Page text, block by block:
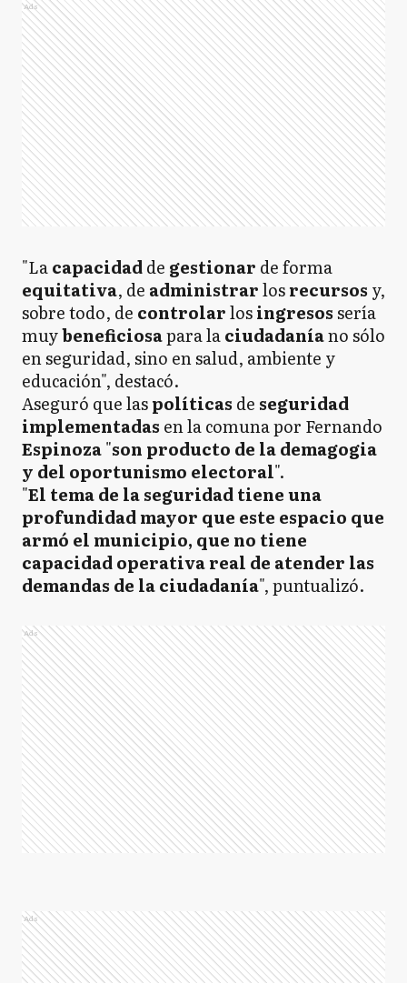
Ads
"Lacapacidadde gestionar de forma
equitativa, de administrarlosrecursos y,
sobre todo, de controlarlosingresossería
muybeneficiosapara laciudadaníano sólo
en seguridad, sino en salud, ambiente y
educación", destacó.
Aseguró que laspolíticas de seguridad
implementadas en la comuna por Fernando
Espinoza"son producto de la demagogia
y del oportunismo electoral".
"El tema de la seguridad tiene una
profundidad mayor que este espacio que
armó el municipio, que no tiene
capacidad operativa real de atender las
demandas de la ciudadanía", puntualizó.
Ads
Ads